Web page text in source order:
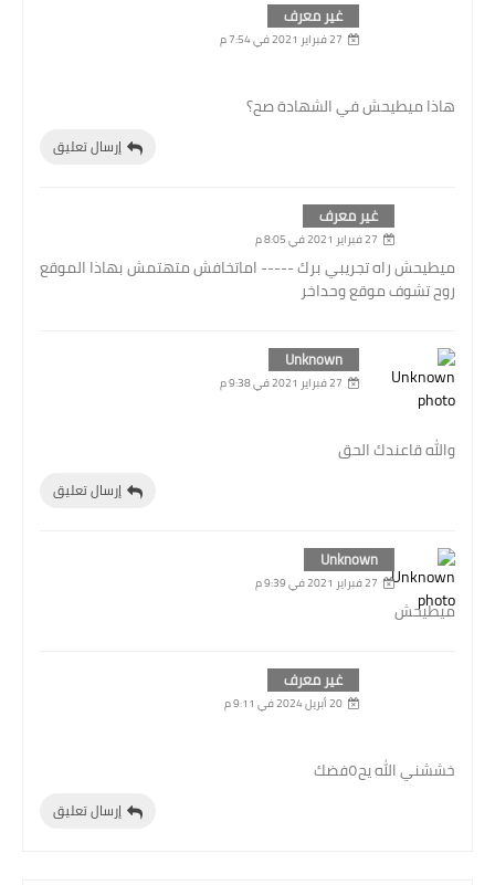
غير معرف
27 فبراير 2021 في 7:54 م
هاذا ميطيحش في الشهادة صح؟
إرسال تعليق
غير معرف
27 فبراير 2021 في 8:05 م
ميطيحش راه تجريبي برك ----- اماتخافش متهتمش بهاذا الموقع
روح تشوف موقع وحداخر
Unknown
27 فبراير 2021 في 9:38 م
والله قاعندك الحق
إرسال تعليق
Unknown
27 فبراير 2021 في 9:39 م
ميطيحش
غير معرف
20 أبريل 2024 في 9:11 م
خششني الله يح٥فضك
إرسال تعليق